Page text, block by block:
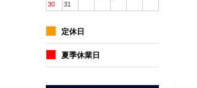
30
31
定休日
夏季休業日